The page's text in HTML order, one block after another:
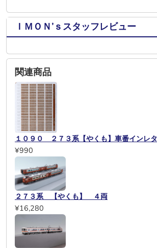
ＩＭＯＮ’ｓスタッフレビュー
関連商品
１０９０ ２７３系【やくも】車番インレタ
¥990
２７３系 【やくも】 ４両
¥16,280